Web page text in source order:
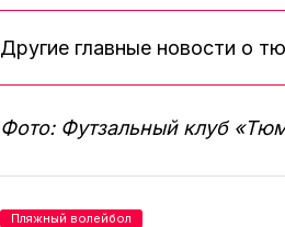
Другие главные новости о
Фото: Футзальный клуб
Пляжный волейбол